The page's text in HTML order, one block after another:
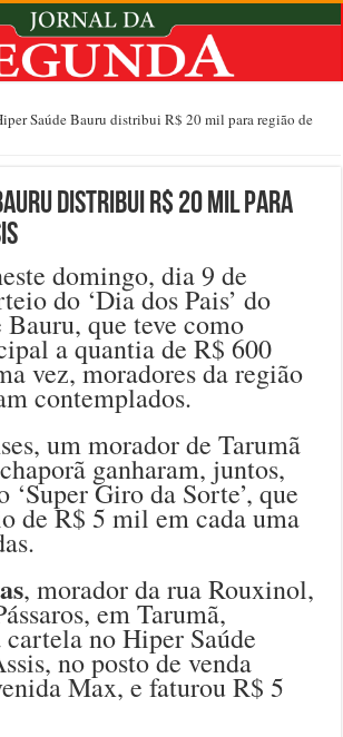
Saúde Bauru distribui R$ 20 mil para região de
distribui R$ 20 mil para
domingo, dia 9 de
do ‘Dia dos Pais’ do
que teve como
a quantia de R$ 600
vez, moradores da região
contemplados.
um morador de Tarumã
ganharam, juntos,
Giro da Sorte’, que
de R$ 5 mil em cada uma
, morador da rua Rouxinol,
em Tarumã,
no Hiper Saúde
no posto de venda
Max, e faturou R$ 5